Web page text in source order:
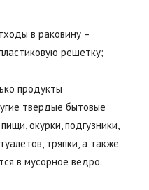
в раковину –
решетку;
продукты
твердые бытовые
окурки, подгузники,
тряпки, а также
в мусорное ведро.